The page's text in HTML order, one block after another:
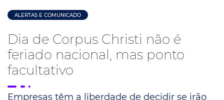
ALERTAS E COMUNICADO
Dia de Corpus Christi não é
feriado nacional, mas ponto
facultativo
Empresas têm a liberdade de decidir se irão